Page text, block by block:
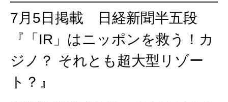
7月5日掲載 日経新聞半五段
『「IR」はニッポンを救う！カ
ジノ？ それとも超大型リゾー
ト？』